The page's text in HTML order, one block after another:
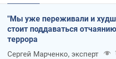
"Мы уже переживали и
стоит поддаваться
террора
Сергей Марченко, эксперт